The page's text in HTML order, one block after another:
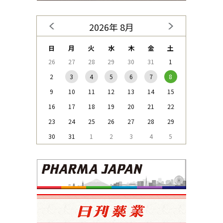
2026年 8月
日 月 火 水 木 金 土
26 27 28 29 30 31
1
2
3 4 5 6 7
8
9
10 11 12 13 14
15
16
17 18 19 20 21
22
23
24 25 26 27 28
29
30
31 1 2 3 4 5